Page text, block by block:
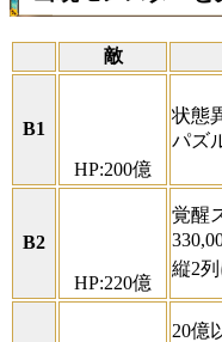
敵
B1
HP:200億
状態
パズ
B2
HP:220億
覚醒
縦2列
20億